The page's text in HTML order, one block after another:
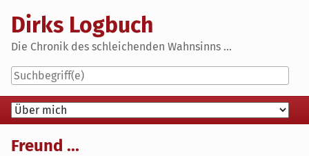
content
Dirks Logbuch
Die Chronik des schleichenden Wahnsinns ...
Navigation
Freund ...